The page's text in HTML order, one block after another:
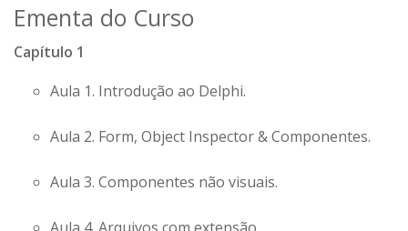
Ementa do Curso
Capítulo 1
Aula 1. Introdução ao Delphi.
Aula 2. Form, Object Inspector & Componentes.
Aula 3. Componentes não visuais.